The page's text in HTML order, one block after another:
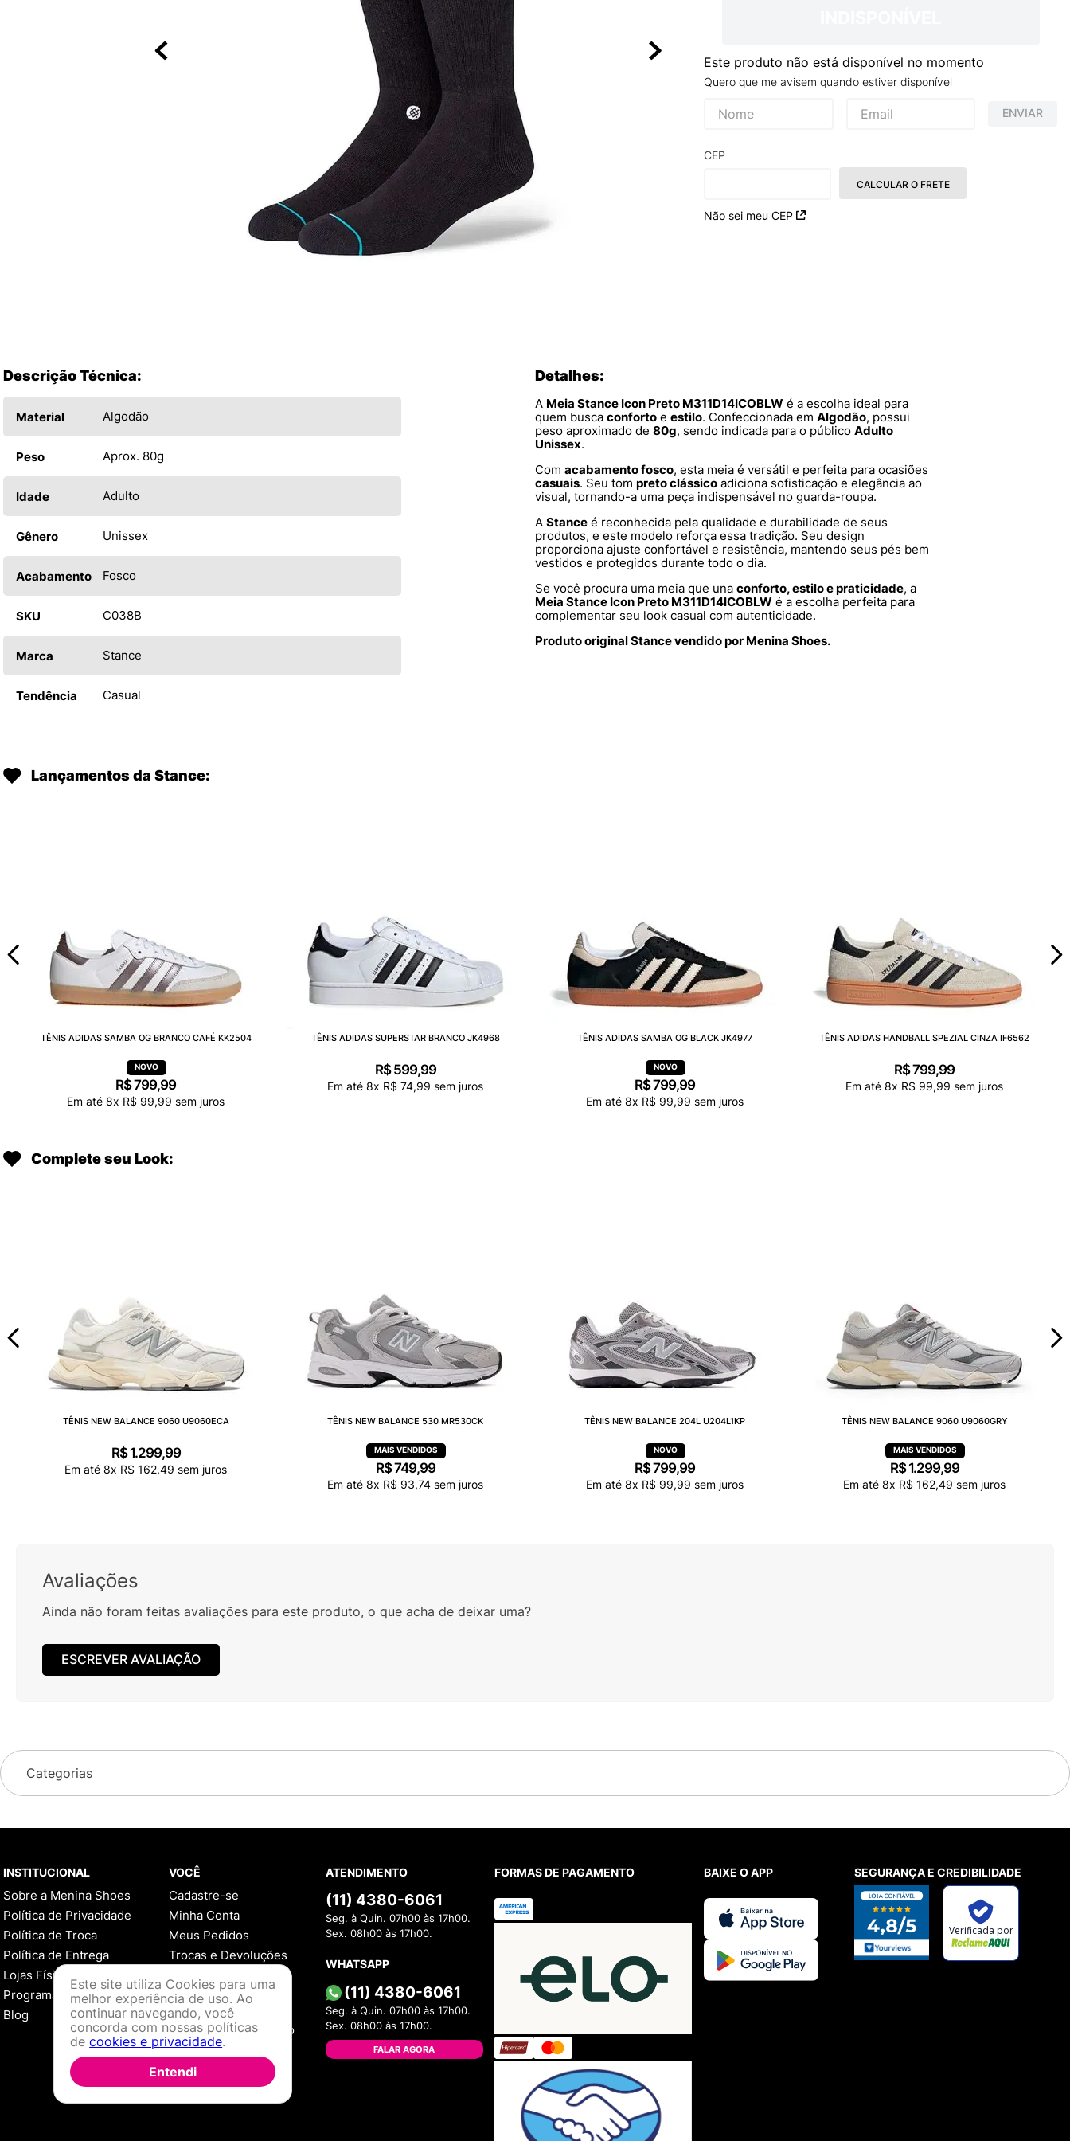
Este produto não está disponível no momento
Quero que me avisem quando estiver disponível
ENVIAR
CEP
Não sei meu CEP
CALCULAR O FRETE
Descrição Técnica:
Material Algodão
Peso Aprox. 80g
Idade Adulto
Gênero Unissex
Acabamento Fosco
SKU C038B
Marca Stance
Tendência Casual
Detalhes:
A Meia Stance Icon Preto M311D14ICOBLW é a escolha ideal para
quem busca conforto e estilo. Confeccionada em Algodão, possui
peso aproximado de 80g, sendo indicada para o público Adulto
Unissex.
Com acabamento fosco, esta meia é versátil e perfeita para ocasiões
casuais. Seu tom preto clássico adiciona sofisticação e elegância ao
visual, tornando-a uma peça indispensável no guarda-roupa.
A Stance é reconhecida pela qualidade e durabilidade de seus
produtos, e este modelo reforça essa tradição. Seu design
proporciona ajuste confortável e resistência, mantendo seus pés bem
vestidos e protegidos durante todo o dia.
Se você procura uma meia que una conforto, estilo e praticidade, a
Meia Stance Icon Preto M311D14ICOBLW é a escolha perfeita para
complementar seu look casual com autenticidade.
Produto original Stance vendido por Menina Shoes.
Lançamentos da Stance:
TÊNIS ADIDAS SAMBA OG BRANCO CAFÉ KK2504
R$799,99
Em até 8x R$ 99,99 sem juros
TÊNIS ADIDAS SUPERSTAR BRANCO JK4968
R$ 599,99
Em até 8x R$ 74,99 sem juros
TÊNIS ADIDAS SAMBA OG BLACK JK4977
R$799,99
Em até 8x R$ 99,99 sem juros
TÊNIS ADIDAS HANDBALL SPEZIAL CINZA IF6562
R$799,99
Em até 8x R$ 99,99 sem juros
Complete seu Look:
TÊNIS NEW BALANCE 9060 U9060ECA
R$ 1.299,99
Em até 8x R$ 162,49 sem juros
TÊNIS NEW BALANCE 530 MR530CK
R$749,99
Em até 8x R$ 93,74 sem juros
TÊNIS NEW BALANCE 204L U204L1KP
R$799,99
Em até 8x R$ 99,99 sem juros
TÊNIS NEW BALANCE 9060 U9060GRY
R$ 1.299,99
Em até 8x R$ 162,49 sem juros
Avaliações
Ainda não foram feitas avaliações para este produto, o que acha de deixar uma?
ESCREVER AVALIAÇÃO
Categorias
INSTITUCIONAL
Sobre a Menina Shoes
Política de Privacidade
Política de Troca
Política de Entrega
Lojas Físicas
Programa de Fidelidade
Blog
VOCÊ
Cadastre-se
Minha Conta
Meus Pedidos
Trocas e Devoluções
AJUDA
Como Comprar
Formas de Pagamento
Política de Troca
Dúvidas Frequentes
ATENDIMENTO
(11) 4380-6061
Seg. à Quin. 07h00 às 17h00.
Sex. 08h00 às 17h00.
WHATSAPP
(11) 4380-6061
Seg. à Quin. 07h00 às 17h00.
Sex. 08h00 às 17h00.
FALAR AGORA
FORMAS DE PAGAMENTO BAIXE O APP SEGURANÇA E CREDIBILIDADE
Este site utiliza Cookies para uma
melhor experiência de uso. Ao
continuar navegando, você
concorda com nossas políticas
decookies e privacidade.
Entendi